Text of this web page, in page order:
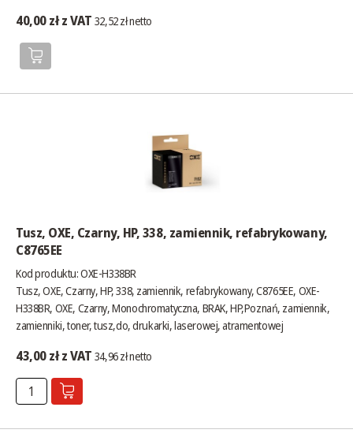
40,00 zł z VAT 32,52 zł netto
Tusz, OXE, Czarny, HP, 338, zamiennik, refabrykowany,
C8765EE
Kod produktu: OXE-H338BR
Tusz, OXE, Czarny, HP, 338, zamiennik, refabrykowany, C8765EE, OXE-
H338BR, OXE, Czarny, Monochromatyczna, BRAK, HP,Poznań, zamiennik,
zamienniki, toner, tusz,do, drukarki, laserowej, atramentowej
43,00 zł z VAT 34,96 zł netto